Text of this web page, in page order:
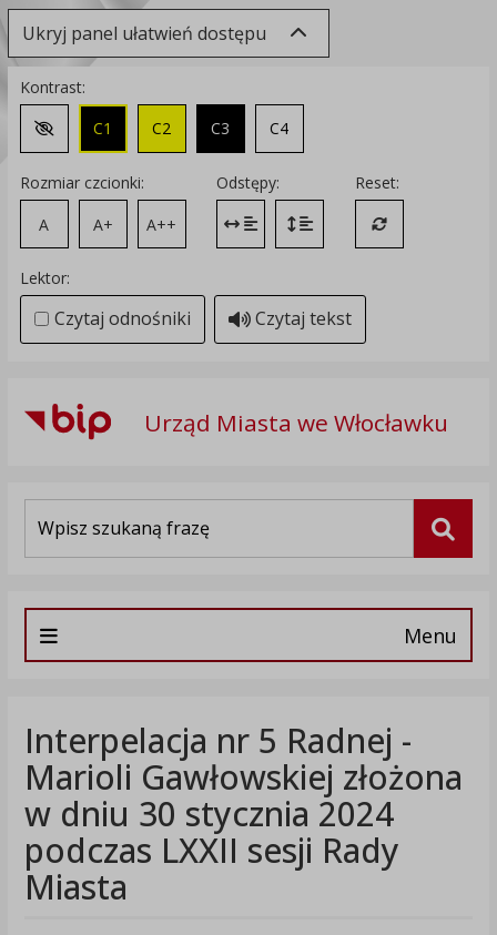
Ukryj panel ułatwień dostępu
Kontrast:
Zmień kontrast na domyślny
C1 C2 C3 C4
Rozmiar czcionki:
A
A+ A++
Odstępy:
Zmień odstęp między literami
Zmień interlinię i margines
Reset:
Przywróć
Lektor:
Czytaj odnośniki Czytaj tekst
Urząd Miasta we Włocławku
Menu
Interpelacja nr 5 Radnej -
Marioli Gawłowskiej złożona
w dniu 30 stycznia 2024
podczas LXXII sesji Rady
Miasta